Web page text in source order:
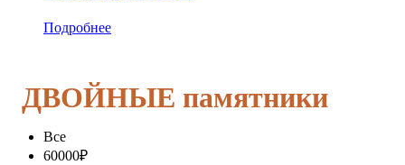
Подробнее
ДВОЙНЫЕ памятники
Все
60000₽